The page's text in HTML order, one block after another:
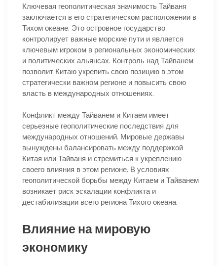
Ключевая геополитическая значимость Тайваня
заключается в его стратегическом расположении в
Тихом океане. Это островное государство
контролирует важные морские пути и является
ключевым игроком в региональных экономических
и политических альянсах. Контроль над Тайванем
позволит Китаю укрепить свою позицию в этом
стратегически важном регионе и повысить свою
власть в международных отношениях.
Конфликт между Тайванем и Китаем имеет
серьезные геополитические последствия для
международных отношений. Мировые державы
вынуждены балансировать между поддержкой
Китая или Тайваня и стремиться к укреплению
своего влияния в этом регионе. В условиях
геополитической борьбы между Китаем и Тайванем
возникает риск эскалации конфликта и
дестабилизации всего региона Тихого океана.
Влияние на мировую
экономику